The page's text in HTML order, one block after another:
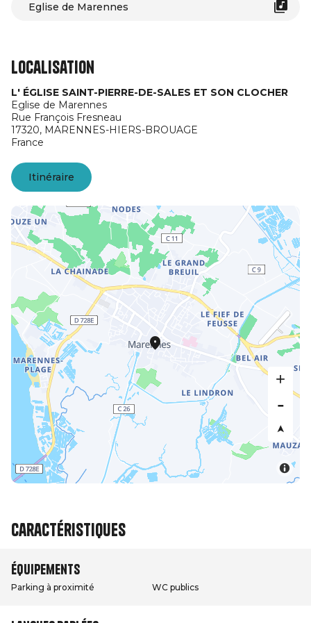
Eglise de Marennes
Localisation
L' ÉGLISE SAINT-PIERRE-DE-SALES ET SON CLOCHER
Eglise de Marennes
Rue François Fresneau
17320, MARENNES-HIERS-BROUAGE
France
Itinéraire
Caractéristiques
Équipements
Parking à proximité WC publics